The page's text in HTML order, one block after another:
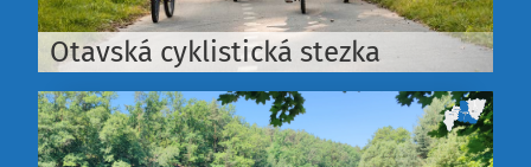
Otavská cyklistická stezka